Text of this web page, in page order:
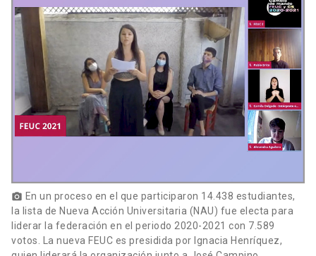
photo_camera En un proceso en el que participaron 14.438 estudiantes,
la lista de Nueva Acción Universitaria (NAU) fue electa para
liderar la federación en el periodo 2020-2021 con 7.589
votos. La nueva FEUC es presidida por Ignacia Henríquez,